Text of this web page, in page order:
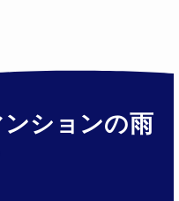
ションの雨